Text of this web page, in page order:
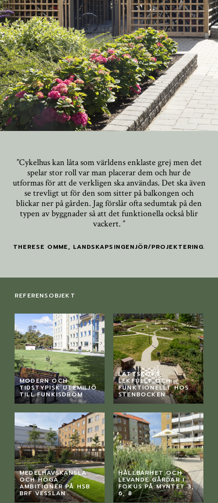
”Cykelhus kan låta som världens enklaste grej men det
spelar stor roll var man placerar dem och hur de
utformas för att de verkligen ska användas. Det ska även
se trevligt ut för den som sitter på balkongen och
blickar ner på gården. Jag förslår ofta sedumtak på den
typen av byggnader så att det funktionella också blir
vackert. ”
THERESE OMME, LANDSKAPSINGENJÖR/PROJEKTERING.
REFERENSOBJEKT
MODERN OCH
TIDSTYPISK UTEMILJÖ
TILL FUNKISDRÖM
LÄTTSKÖTT,
LEKFULLT OCH
FUNKTIONELLT HOS
STENBOCKEN
MEDELHAVSKÄNSLA
OCH HÖGA
AMBITIONER PÅ HSB
BRF VESSLAN
HÅLLBARHET OCH
LEVANDE GÅRDAR I
FOKUS PÅ MYNTET 3,
6, 8